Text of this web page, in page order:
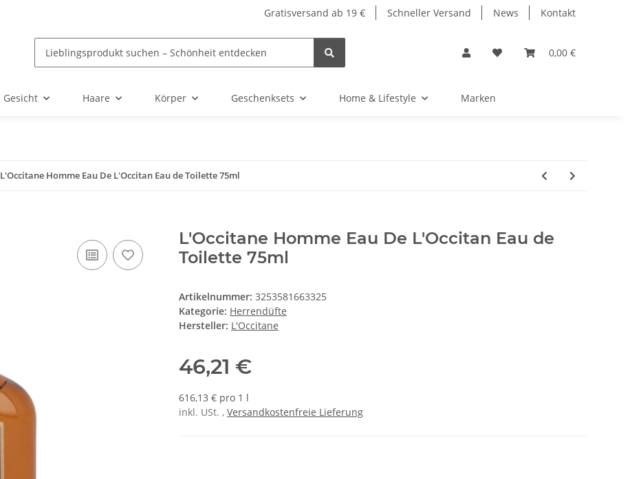
Gratisversand ab 19 € Schneller Versand News Kontakt
0,00 €
Gesicht Haare Körper Geschenksets Home & Lifestyle Marken
L'Occitane Homme Eau De L'Occitan Eau de Toilette 75ml
L'Occitane Homme Eau De L'Occitan Eau de
Toilette 75ml
Artikelnummer: 3253581663325
Kategorie: Herrendüfte
Hersteller: L'Occitane
46,21 €
616,13 € pro 1 l
inkl. USt. , Versandkostenfreie Lieferung